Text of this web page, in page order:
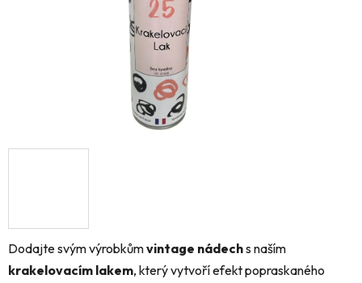
Dodajte svým výrobkůmvintage nádechs naším
krakelovacím lakem, který vytvoří efekt popraskaného